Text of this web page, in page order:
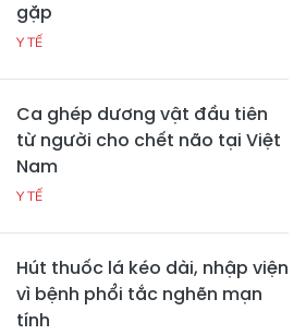
gặp
Y TẾ
Ca ghép dương vật đầu tiên
từ người cho chết não tại Việt
Nam
Y TẾ
Hút thuốc lá kéo dài, nhập viện
vì bệnh phổi tắc nghẽn mạn
tính